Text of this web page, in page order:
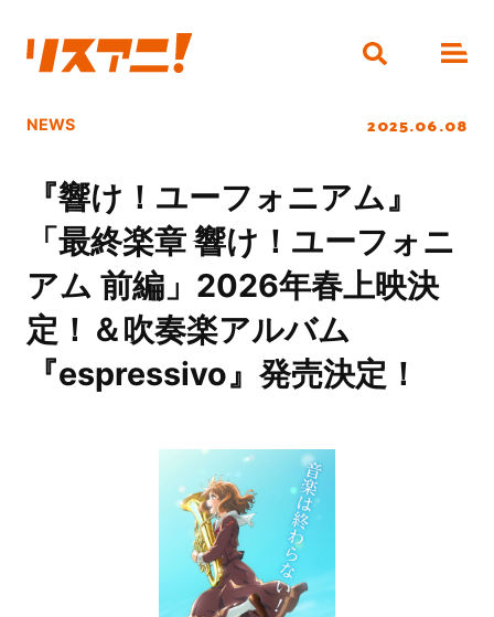
NEWS 2025.06.08
『響け！ユーフォニアム』
「最終楽章 響け！ユーフォニ
アム 前編」2026年春上映決
定！＆吹奏楽アルバム
『espressivo』発売決定！